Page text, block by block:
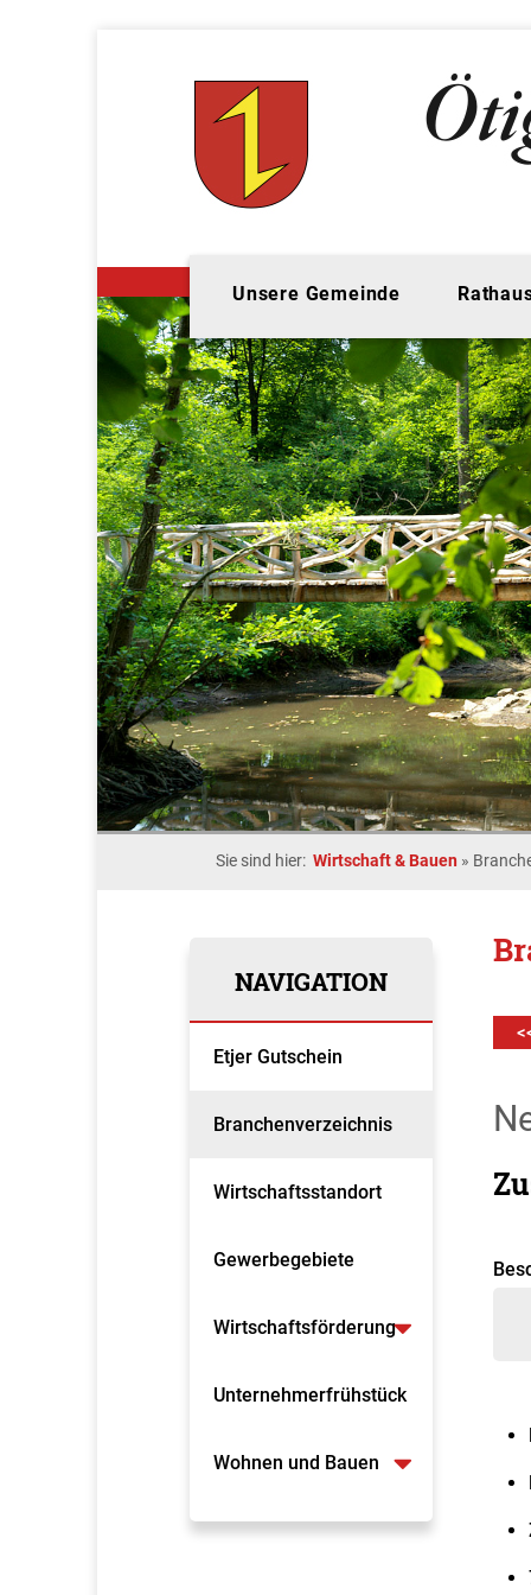
Unsere Gemeinde
Sie sind hier: Wirtschaft & Bauen »
NAVIGATION
Etjer Gutschein
Branchenverzeichnis
Wirtschaftsstandort
Gewerbegebiete
Wirtschaftsförderung
Unternehmerfrühstück
Wohnen und Bauen